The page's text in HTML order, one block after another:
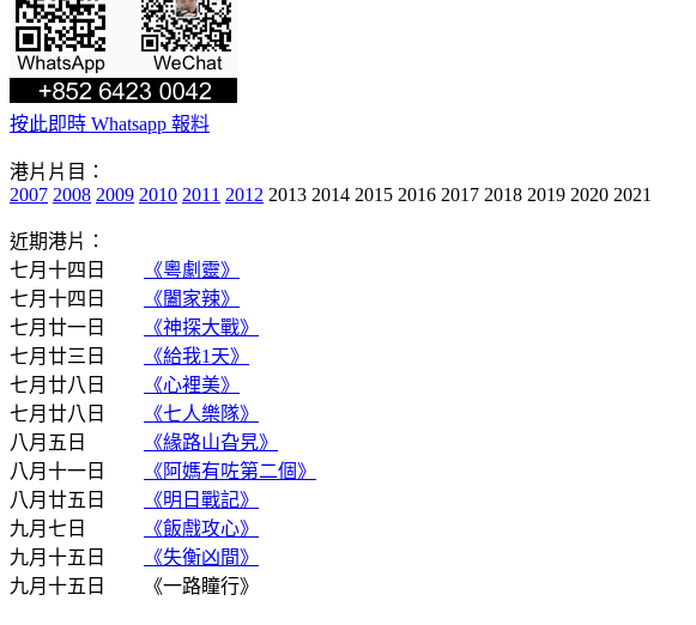
按此即時 Whatsapp 報料
港片片目：
2007 2008 2009 2010 2011 2012 2013 2014 2015 2016 2017 2018 2019 2020 2021
近期港片：
七月十四日
《粵劇靈》
七月十四日
《闔家辣》
七月廿一日
《神探大戰》
七月廿三日
《給我1天》
七月廿八日
《心裡美》
七月廿八日
《七人樂隊》
八月五日
《緣路山旮旯》
八月十一日
《阿媽有咗第二個》
八月廿五日
《明日戰記》
九月七日
《飯戲攻心》
九月十五日
《失衡凶間》
九月十五日 《一路瞳行》